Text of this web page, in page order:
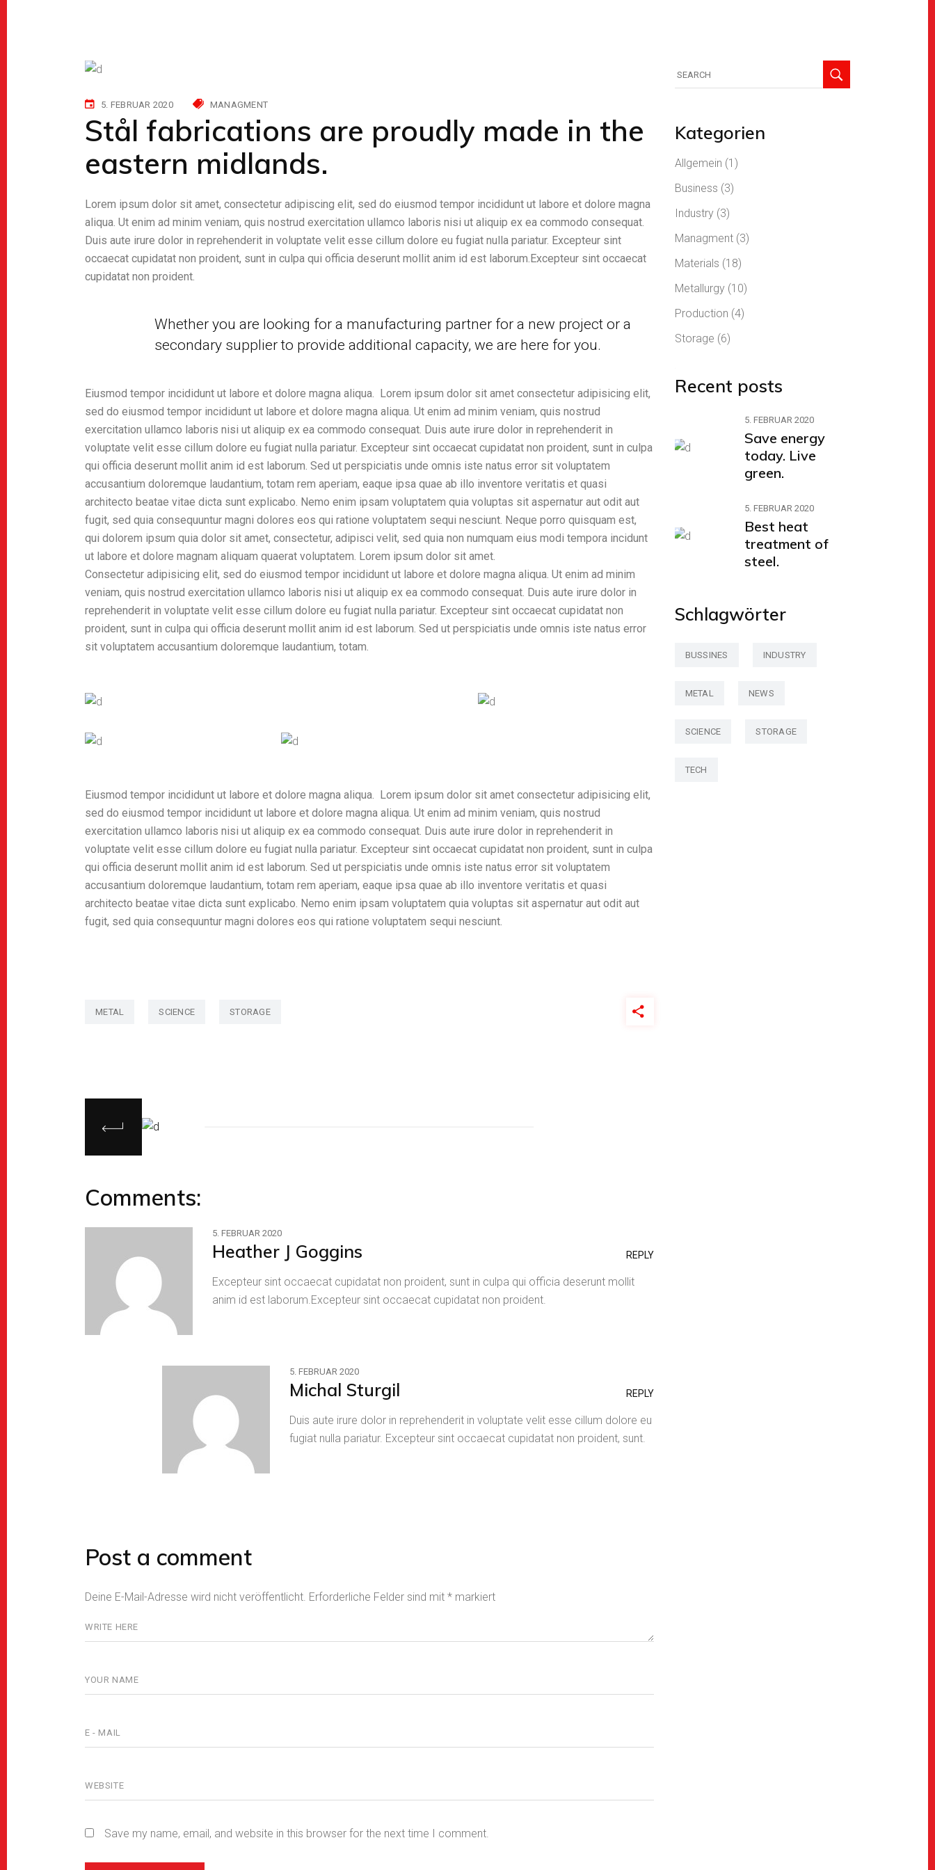
5. FEBRUAR 2020 MANAGMENT
Stål fabrications are proudly made in the
eastern midlands.
Lorem ipsum dolor sit amet, consectetur adipiscing elit, sed do eiusmod tempor incididunt ut labore et dolore magna
aliqua. Ut enim ad minim veniam, quis nostrud exercitation ullamco laboris nisi ut aliquip ex ea commodo consequat.
Duis aute irure dolor in reprehenderit in voluptate velit esse cillum dolore eu fugiat nulla pariatur. Excepteur sint
occaecat cupidatat non proident, sunt in culpa qui officia deserunt mollit anim id est laborum.Excepteur sint occaecat
cupidatat non proident.
Whether you are looking for a manufacturing partner for a new project or a
secondary supplier to provide additional capacity, we are here for you.
Eiusmod tempor incididunt ut labore et dolore magna aliqua. Lorem ipsum dolor sit amet consectetur adipisicing elit,
sed do eiusmod tempor incididunt ut labore et dolore magna aliqua. Ut enim ad minim veniam, quis nostrud
exercitation ullamco laboris nisi ut aliquip ex ea commodo consequat. Duis aute irure dolor in reprehenderit in
voluptate velit esse cillum dolore eu fugiat nulla pariatur. Excepteur sint occaecat cupidatat non proident, sunt in culpa
qui officia deserunt mollit anim id est laborum. Sed ut perspiciatis unde omnis iste natus error sit voluptatem
accusantium doloremque laudantium, totam rem aperiam, eaque ipsa quae ab illo inventore veritatis et quasi
architecto beatae vitae dicta sunt explicabo. Nemo enim ipsam voluptatem quia voluptas sit aspernatur aut odit aut
fugit, sed quia consequuntur magni dolores eos qui ratione voluptatem sequi nesciunt. Neque porro quisquam est,
qui dolorem ipsum quia dolor sit amet, consectetur, adipisci velit, sed quia non numquam eius modi tempora incidunt
ut labore et dolore magnam aliquam quaerat voluptatem. Lorem ipsum dolor sit amet.
Consectetur adipisicing elit, sed do eiusmod tempor incididunt ut labore et dolore magna aliqua. Ut enim ad minim
veniam, quis nostrud exercitation ullamco laboris nisi ut aliquip ex ea commodo consequat. Duis aute irure dolor in
reprehenderit in voluptate velit esse cillum dolore eu fugiat nulla pariatur. Excepteur sint occaecat cupidatat non
proident, sunt in culpa qui officia deserunt mollit anim id est laborum. Sed ut perspiciatis unde omnis iste natus error
sit voluptatem accusantium doloremque laudantium, totam.
Eiusmod tempor incididunt ut labore et dolore magna aliqua. Lorem ipsum dolor sit amet consectetur adipisicing elit,
sed do eiusmod tempor incididunt ut labore et dolore magna aliqua. Ut enim ad minim veniam, quis nostrud
exercitation ullamco laboris nisi ut aliquip ex ea commodo consequat. Duis aute irure dolor in reprehenderit in
voluptate velit esse cillum dolore eu fugiat nulla pariatur. Excepteur sint occaecat cupidatat non proident, sunt in culpa
qui officia deserunt mollit anim id est laborum. Sed ut perspiciatis unde omnis iste natus error sit voluptatem
accusantium doloremque laudantium, totam rem aperiam, eaque ipsa quae ab illo inventore veritatis et quasi
architecto beatae vitae dicta sunt explicabo. Nemo enim ipsam voluptatem quia voluptas sit aspernatur aut odit aut
fugit, sed quia consequuntur magni dolores eos qui ratione voluptatem sequi nesciunt.
METAL SCIENCE STORAGE
Comments:
5. FEBRUAR 2020
Heather J Goggins REPLY
Excepteur sint occaecat cupidatat non proident, sunt in culpa qui officia deserunt mollit
anim id est laborum.Excepteur sint occaecat cupidatat non proident.
5. FEBRUAR 2020
Michal Sturgil REPLY
Duis aute irure dolor in reprehenderit in voluptate velit esse cillum dolore eu
fugiat nulla pariatur. Excepteur sint occaecat cupidatat non proident, sunt.
Post a comment
Deine E-Mail-Adresse wird nicht veröffentlicht. Erforderliche Felder sind mit * markiert
Save my name, email, and website in this browser for the next time I comment.
Kategorien
Allgemein (1)
Business (3)
Industry(3)
Managment(3)
Materials (18)
Metallurgy(10)
Production (4)
Storage (6)
Recent posts
5. FEBRUAR 2020
Save energy
today. Live
green.
5. FEBRUAR 2020
Best heat
treatment of
steel.
Schlagwörter
BUSSINES INDUSTRY
METAL NEWS
SCIENCE STORAGE
TECH